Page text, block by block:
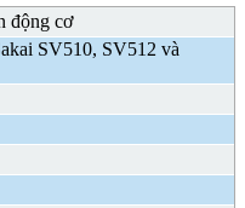
động cơ
SV510, SV512 và